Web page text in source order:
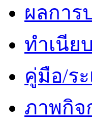
ผลการ
ทำเนีย
คู่มือ/ร
ภาพกิจ